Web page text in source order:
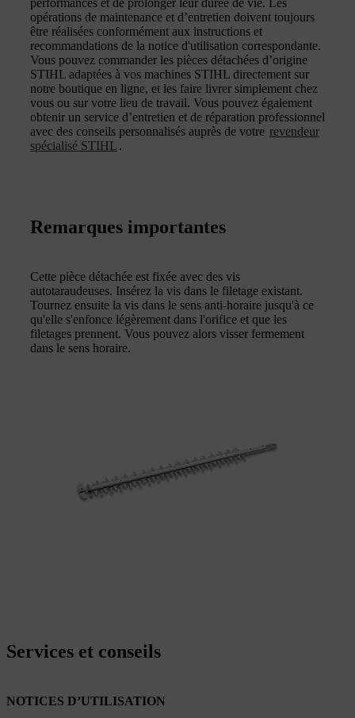
opérations de maintenance et d’entretien doivent toujours
être réalisées conformément aux instructions et
recommandations de la notice d'utilisation correspondante.
Vous pouvez commander les pièces détachées d’origine
STIHL adaptées à vos machines STIHL directement sur
notre boutique en ligne, et les faire livrer simplement chez
vous ou sur votre lieu de travail. Vous pouvez également
obtenir un service d’entretien et de réparation professionnel
avec des conseils personnalisés auprès de votre revendeur
spécialisé STIHL .
Remarques importantes
Cette pièce détachée est fixée avec des vis
autotaraudeuses. Insérez la vis dans le filetage existant.
Tournez ensuite la vis dans le sens anti-horaire jusqu'à ce
qu'elle s'enfonce légèrement dans l'orifice et que les
filetages prennent. Vous pouvez alors visser fermement
dans le sens horaire.
Services et conseils
NOTICES D’UTILISATION